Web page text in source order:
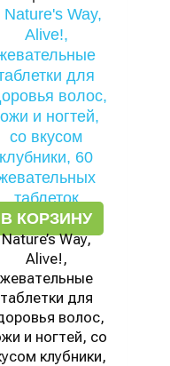
В КОРЗИНУ
Nature’s Way,
Alive!,
жевательные
таблетки для
волос,
и ногтей, со
клубники,